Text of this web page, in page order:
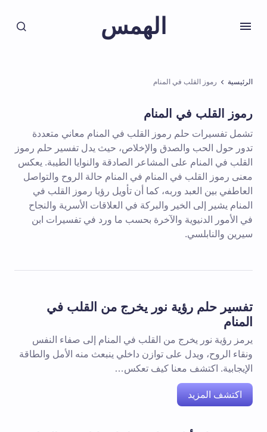
الهمس
الرئيسية رموز القلب في المنام
رموز القلب في المنام
تشمل تفسيرات حلم رموز القلب في المنام معاني متعددة
تدور حول الحب والصدق والإخلاص، حيث يدل تفسير حلم رموز
القلب في المنام على المشاعر الصادقة والنوايا الطيبة. يعكس
معنى رموز القلب في المنام في المنام حالة الروح والتواصل
العاطفي بين العبد وربه، كما أن تأويل رؤيا رموز القلب في
المنام يشير إلى الخير والبركة في العلاقات الأسرية والنجاح
في الأمور الدنيوية والآخرة بحسب ما ورد في تفسيرات ابن
سيرين والنابلسي.
تفسير حلم رؤية نور يخرج من القلب في
المنام
يرمز رؤية نور يخرج من القلب في المنام إلى صفاء النفس
ونقاء الروح، ويدل على توازن داخلي ينبعث منه الأمل والطاقة
الإيجابية. اكتشف معنا كيف تعكس…
اكتشف المزيد